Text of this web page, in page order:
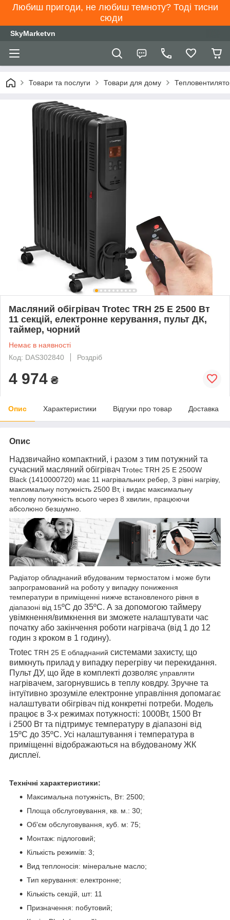
Любиш пригоди, не любиш темноту? Тоді тисни
сюди
SkyMarketvn
Товари та послуги Товари для дому
Масляний обігрівач Trotec TRH 25 E 2500 Вт
11 секцій, електронне керування, пульт ДК,
таймер, чорний
Немає в наявності
Код: DAS302840
Роздріб
4 974 ₴
Опис Характеристики Відгуки про товар Доставка
Опис
Надзвичайно компактний, і разом з тим потужний та
сучасний масляний обігрівач Trotec TRH 25 E 2500W
Black (1410000720) має 11 нагрівальних ребер, 3 рівні нагріву,
максимальну потужність 2500 Вт, і видає максимальну
теплову потужність всього через 8 хвилин, працюючи
абсолюно безшумно.
Радіатор обладнаний вбудованим термостатом і може бути
запрограмований на роботу у випадку пониження
температури в приміщенні нижче встановленого рівня в
діапазоні від 15ºС до 35ºС. А за допомогою таймеру
увімкнення/вимкнення ви зможете налаштувати час
початку або закінчення роботи нагрівача (від 1 до 12
годин з кроком в 1 годину).
Trotec TRH 25 E обладнаний системами захисту, що
вимкнуть прилад у випадку перегріву чи перекидання.
Пульт ДУ, що йде в комплекті дозволяє управляти
нагрівачем, загорнувшись в теплу ковдру. Зручне та
інтуїтивно зрозуміле електронне управління допомагає
налаштувати обігрівач під конкретні потреби. Модель
працює в 3-х режимах потужності: 1000Вт, 1500 Вт
і 2500 Вт та підтримує температуру в діапазоні від
15ºС до 35ºС. Усі налаштування і температура в
приміщенні відображаються на вбудованому ЖК
дисплеї.
Технічні характеристики:
Максимальна потужність, Вт: 2500;
Площа обслуговування, кв. м.: 30;
Об'єм обслуговування, куб. м: 75;
Монтаж: підлоговий;
Кількість режимів: 3;
Вид теплоносія: мінеральне масло;
Тип керування: електронне;
Кількість секцій, шт: 11
Призначення: побутовий;